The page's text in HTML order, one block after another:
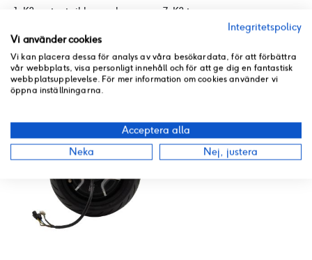
1. K3 motor tail lamp plug
H1702008
0%
I lager
63 kr
7. K3 tyre
0%
I lager
875 kr
Integritetspolicy
Vi använder cookies
Vi kan placera dessa för analys av våra besökardata, för att förbättra
vår webbplats, visa personligt innehåll och för att ge dig en fantastisk
webbplatsupplevelse. För mer information om cookies använder vi
öppna inställningarna.
Acceptera alla
Neka
Nej, justera